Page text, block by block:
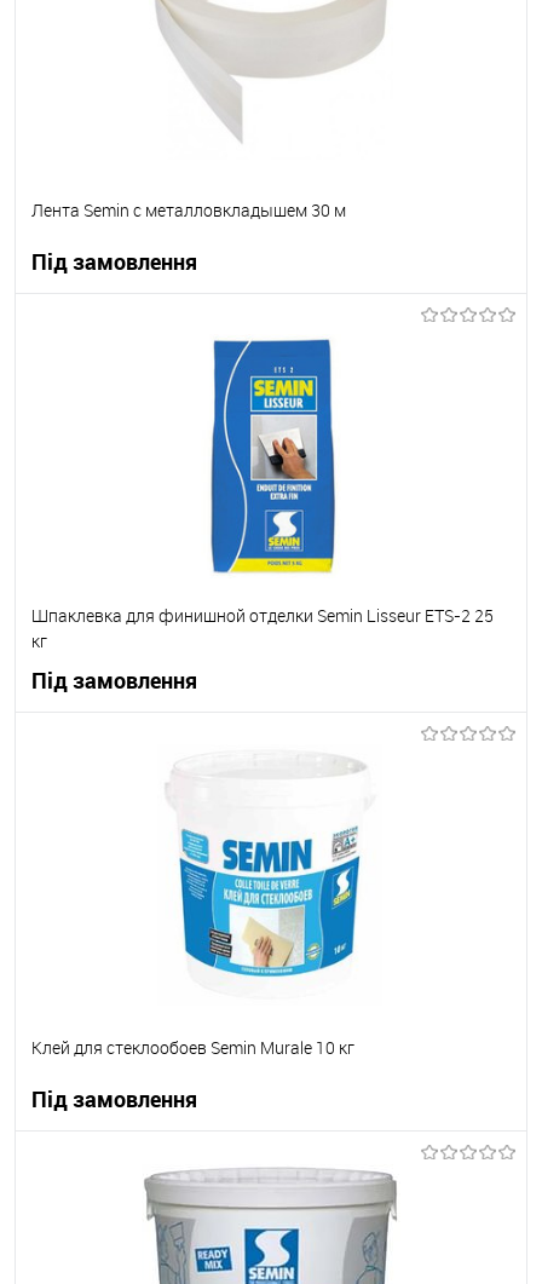
Лента Semin с металловкладышем 30 м
Під замовлення
Шпаклевка для финишной отделки Semin Lisseur ETS-2 25
кг
Під замовлення
В корзину
Клей для стеклообоев Semin Murale 10 кг
Під замовлення
В корзину
Під замовлення